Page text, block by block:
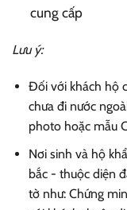
cung cấp
Lưu ý:
Đối với khách hộ
chưa đi nước
photo hoặc mẫu
Nơi sinh và hộ
bắc - thuộc diện
tờ như: Chứng